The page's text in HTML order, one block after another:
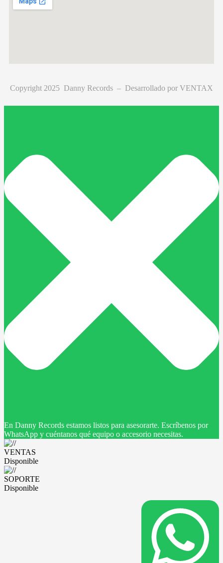
Copyright 2025 Danny Records – Desarrollado por VENTAX
En Danny Records estamos listos para asesorarte. Escríbenos por
WhatsApp y cuéntanos qué equipo o accesorio necesitas.
VENTAS
Disponible
SOPORTE
Disponible